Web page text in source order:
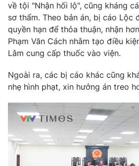
về tội "Nhận hối lộ", cũng kháng
sơ thẩm. Theo bản án, bị cáo Lộc
quyền hạn để thỏa thuận, nhận
Phạm Văn Cách nhằm tạo điều
Lâm cung cấp thuốc vào viện.
Ngoài ra, các bị cáo khác cũng
nhẹ hình phạt, xin hưởng án treo